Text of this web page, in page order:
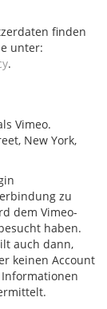
finden
unter:
.
Vimeo.
New York,
zu
dem Vimeo-
haben.
auch dann,
keinen Account
Informationen